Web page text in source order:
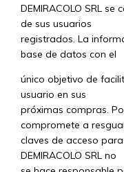
DEMIRACOLO SRL
de sus usuarios
registrados. La
base de datos con el
único objetivo de
usuario en sus
próximas compras.
compromete a
claves de acceso
DEMIRACOLO SRL no